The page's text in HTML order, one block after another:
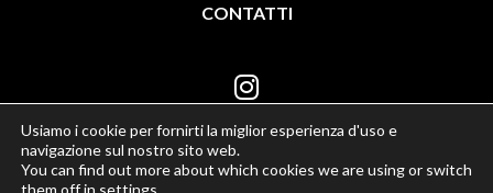
CONTATTI
Usiamo i cookie per fornirti la miglior esperienza d'uso e
navigazione sul nostro sito web.
You can find out more about which cookies we are using or switch
them off in settings